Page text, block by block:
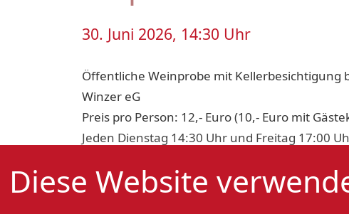
Diese Website
30. Juni 2026, 14:30 Uhr
Öffentliche Weinprobe mit Kellerbesichtigung
Winzer eG
Preis pro Person: 12,- Euro (10,- Euro mit
Jeden Dienstag 14:30 Uhr und Freitag 17:00
Anmeldung: Tel. 07802 92580 oder